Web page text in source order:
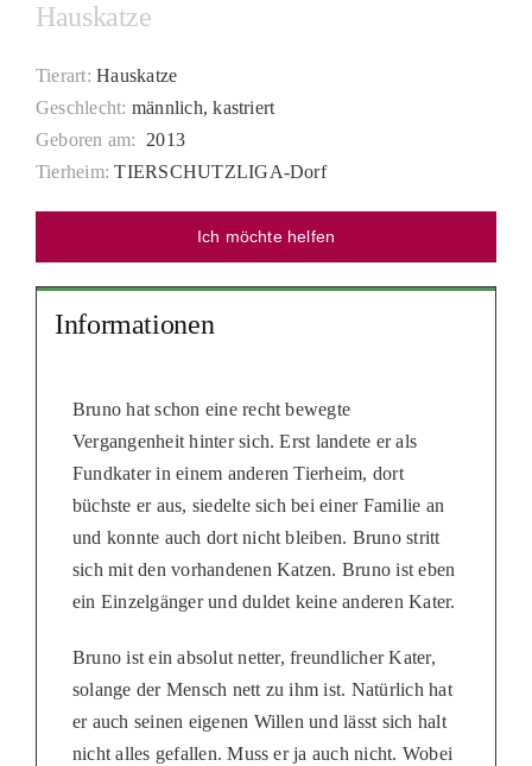
Hauskatze
Tierart: Hauskatze
Geschlecht: männlich, kastriert
Geboren am: 2013
Tierheim: TIERSCHUTZLIGA-Dorf
Ich möchte helfen
Informationen
Bruno hat schon eine recht bewegte
Vergangenheit hinter sich. Erst landete er als
Fundkater in einem anderen Tierheim, dort
büchste er aus, siedelte sich bei einer Familie an
und konnte auch dort nicht bleiben. Bruno stritt
sich mit den vorhandenen Katzen. Bruno ist eben
ein Einzelgänger und duldet keine anderen Kater.
Bruno ist ein absolut netter, freundlicher Kater,
solange der Mensch nett zu ihm ist. Natürlich hat
er auch seinen eigenen Willen und lässt sich halt
nicht alles gefallen. Muss er ja auch nicht. Wobei